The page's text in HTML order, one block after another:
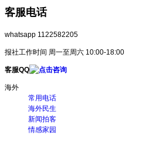
客服电话
whatsapp 1122582205
报社工作时间 周一至周六 10:00-18:00
客服QQ
海外
常用电话
海外民生
新闻拍客
情感家园